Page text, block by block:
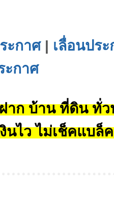
ะกาศ| เลื่อนปร
ะกาศ
าก บ้าน ที่ดิน ทั่ว
นไว ไม่เช็คแบล็